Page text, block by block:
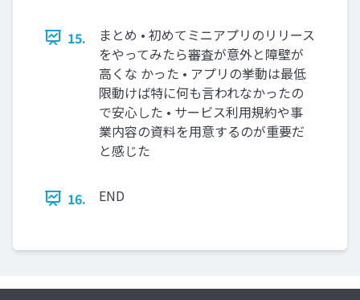
15.
まとめ • 初めてミニアプリのリリース
をやってみたら審査が意外と障壁が
高くな かった • アプリの挙動は最低
限動けば特に何も言われなかったの
で安心した • サービス利用規約や事
業内容の資料を用意するのが重要だ
と感じた
16. END